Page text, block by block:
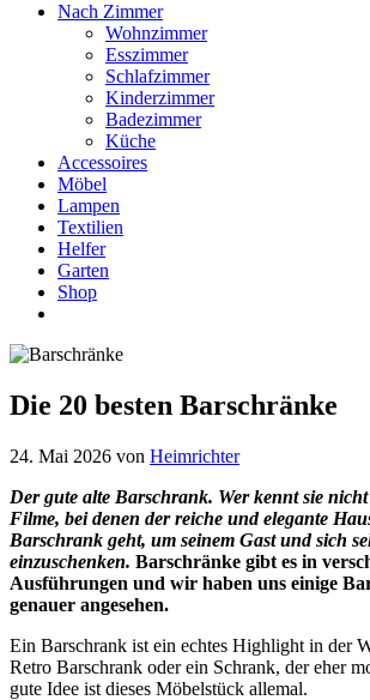
Nach Zimmer
Wohnzimmer
Esszimmer
Schlafzimmer
Kinderzimmer
Badezimmer
Küche
Accessoires
Möbel
Lampen
Textilien
Helfer
Garten
Shop
Die 20 besten Barschränke
24. Mai 2026 von Heimrichter
Der gute alte Barschrank. Wer kennt sie
Filme, bei denen der reiche und elegante
Barschrank geht, um seinem Gast und sich
einzuschenken. Barschränke gibt es in
Ausführungen und wir haben uns einige
genauer angesehen.
Ein Barschrank ist ein echtes Highlight in der
Retro Barschrank oder ein Schrank, der eher
gute Idee ist dieses Möbelstück allemal.